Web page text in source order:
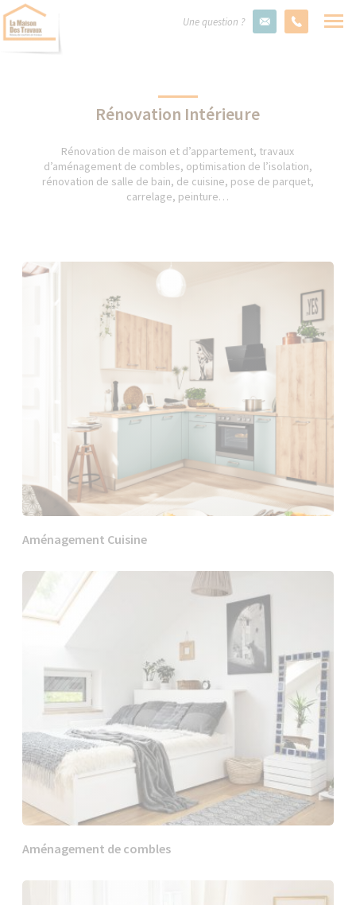
Une question ?
Rénovation Intérieure
Rénovation de maison et d’appartement, travaux
d’aménagement de combles, optimisation de l’isolation,
rénovation de salle de bain, de cuisine, pose de parquet,
carrelage, peinture…
Aménagement Cuisine
Aménagement de combles